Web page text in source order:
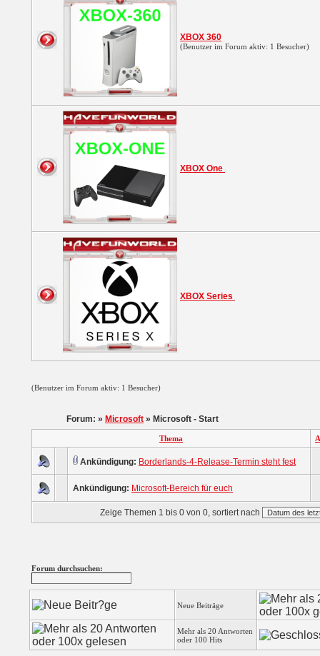
XBOX 360
(Benutzer im Forum aktiv: 1 Besucher)
XBOX One
XBOX Series
(Benutzer im Forum aktiv: 1 Besucher)
Forum: » Microsoft » Microsoft - Start
Thema
Ankündigung: Borderlands-4-Release-Termin steht fest
Ankündigung: Microsoft-Bereich für euch
Zeige Themen 1 bis 0 von 0, sortiert nach
Forum durchsuchen:
Neue Beiträge
Mehr als 20 Antworten
oder 100 Hits